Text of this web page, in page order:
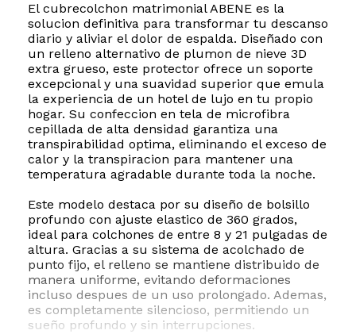
El cubrecolchon matrimonial ABENE es la
solucion definitiva para transformar tu descanso
diario y aliviar el dolor de espalda. Diseñado con
un relleno alternativo de plumon de nieve 3D
extra grueso, este protector ofrece un soporte
excepcional y una suavidad superior que emula
la experiencia de un hotel de lujo en tu propio
hogar. Su confeccion en tela de microfibra
cepillada de alta densidad garantiza una
transpirabilidad optima, eliminando el exceso de
calor y la transpiracion para mantener una
temperatura agradable durante toda la noche.
Este modelo destaca por su diseño de bolsillo
profundo con ajuste elastico de 360 grados,
ideal para colchones de entre 8 y 21 pulgadas de
altura. Gracias a su sistema de acolchado de
punto fijo, el relleno se mantiene distribuido de
manera uniforme, evitando deformaciones
incluso despues de un uso prolongado. Ademas,
es completamente silencioso, permitiendo un
sueño profundo y sin interrupciones.